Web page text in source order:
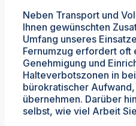
Neben Transport und
Ihnen gewünschten
Umfang unseres
Fernumzug erfordert oft
Genehmigung und
Halteverbotszonen in
bürokratischer
übernehmen. Darüber
selbst, wie viel Arbeit